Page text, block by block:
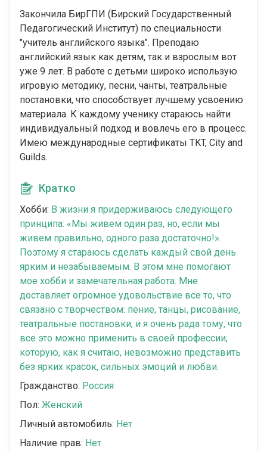
Закончила БирГПИ (Бирский Государственный
Педагогический Институт) по специальности
"учитель английского языка". Преподаю
английский язык как детям, так и взрослым вот
уже 9 лет. В работе с детьми широко использую
игровую методику, песни, чанты, театральные
постановки, что способствует лучшему усвоению
материала. К каждому ученику стараюсь найти
индивидуальный подход и вовлечь его в процесс.
Имею международные сертификаты TKT, City and
Guilds.
Кратко
Хобби: В жизни я придерживаюсь следующего
принципа: «Мы живем один раз, но, если мы
живем правильно, одного раза достаточно!».
Поэтому я стараюсь сделать каждый свой день
ярким и незабываемым. В этом мне помогают
мое хобби и замечательная работа. Мне
доставляет огромное удовольствие все то, что
связано с творчеством: пение, танцы, рисование,
театральные постановки, и я очень рада тому, что
все это можно применить в своей профессии,
которую, как я считаю, невозможно представить
без ярких красок, сильных эмоций и любви.
Гражданство: Россия
Пол: Женский
Личный автомобиль: Нет
Наличие прав: Нет